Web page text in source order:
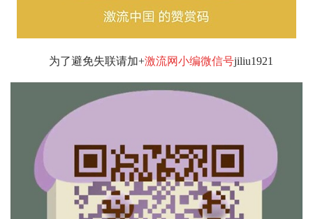
为了避免失联请加+激流网小编微信号jiliu1921